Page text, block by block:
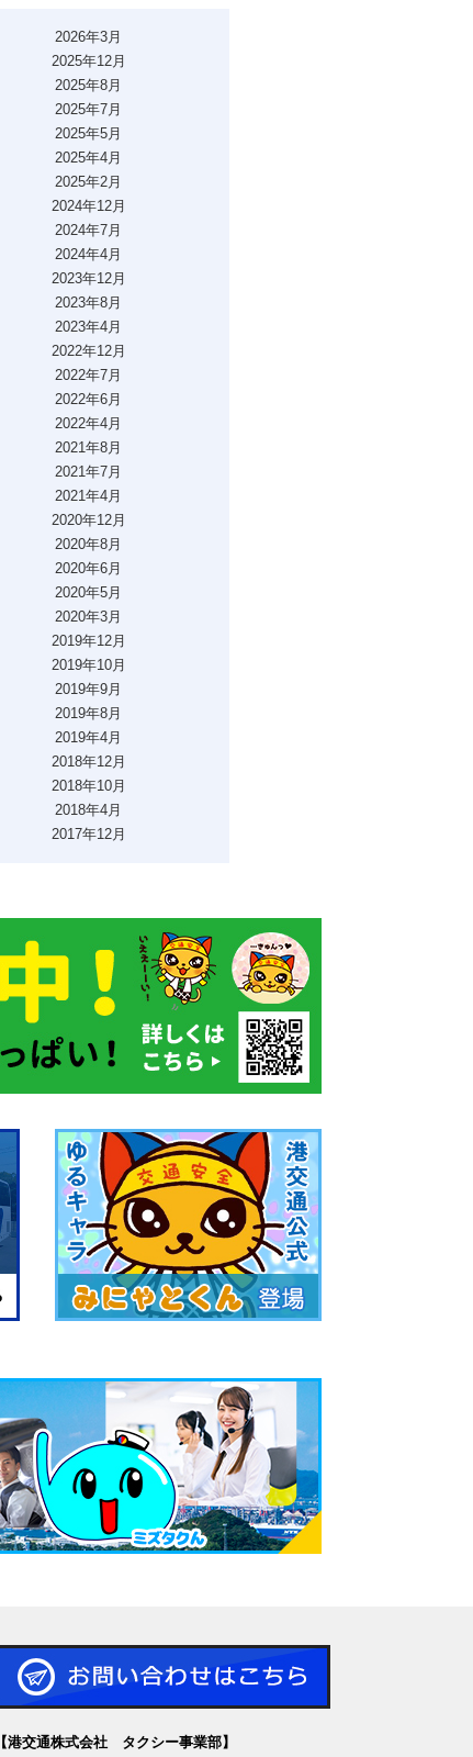
2026年3月
2025年12月
2025年8月
2025年7月
2025年5月
2025年4月
2025年2月
2024年12月
2024年7月
2024年4月
2023年12月
2023年8月
2023年4月
2022年12月
2022年7月
2022年6月
2022年4月
2021年8月
2021年7月
2021年4月
2020年12月
2020年8月
2020年6月
2020年5月
2020年3月
2019年12月
2019年10月
2019年9月
2019年8月
2019年4月
2018年12月
2018年10月
2018年4月
2017年12月
【港交通株式会社 タクシー事業部】